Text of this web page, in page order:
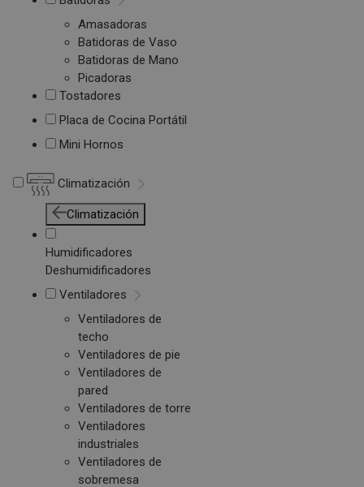
Amasadoras
Batidoras de Vaso
Batidoras de Mano
Picadoras
Tostadores
Placa de Cocina Portátil
Mini Hornos
Climatización
Climatización
Humidificadores
Deshumidificadores
Ventiladores
Ventiladores de
techo
Ventiladores de pie
Ventiladores de
pared
Ventiladores de torre
Ventiladores
industriales
Ventiladores de
sobremesa